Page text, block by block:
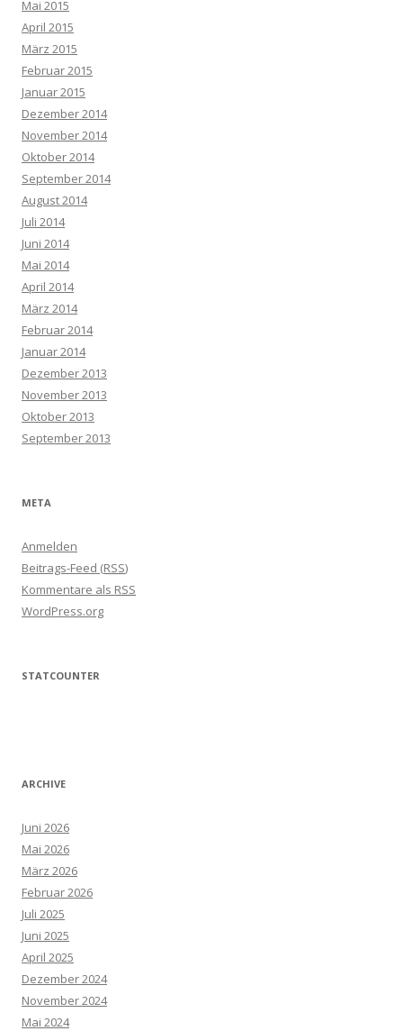
Mai 2015
April 2015
März 2015
Februar 2015
Januar 2015
Dezember 2014
November 2014
Oktober 2014
September 2014
August 2014
Juli 2014
Juni 2014
Mai 2014
April 2014
März 2014
Februar 2014
Januar 2014
Dezember 2013
November 2013
Oktober 2013
September 2013
META
Anmelden
Beitrags-Feed (RSS)
Kommentare als RSS
WordPress.org
STATCOUNTER
ARCHIVE
Juni 2026
Mai 2026
März 2026
Februar 2026
Juli 2025
Juni 2025
April 2025
Dezember 2024
November 2024
Mai 2024